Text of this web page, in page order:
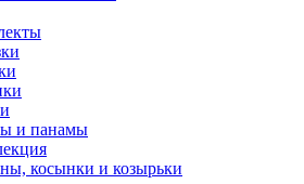
и панамы
косынки и козырьки